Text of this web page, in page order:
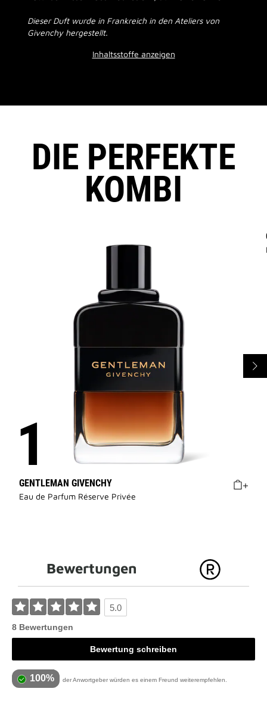
Dieser Duft wurde in Frankreich in den Ateliers von
Givenchy hergestellt.
Inhaltsstoffe anzeigen
DIE PERFEKTE
KOMBI
GENTLEMAN GIVENCHY
Eau de Parfum Réserve Privée
Bewertungen
5.0
8 Bewertungen
Bewertung schreiben
100% der Anwortgeber würden es einem Freund weiterempfehlen.